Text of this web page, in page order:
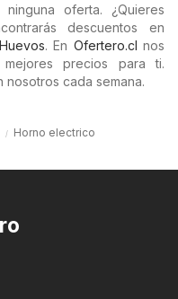
oferta. ¿Quieres
descuentos en
Huevos. En Ofertero.cl nos
precios para ti.
cada semana.
Horno electrico